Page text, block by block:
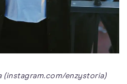
(instagram.com/enzystoria)